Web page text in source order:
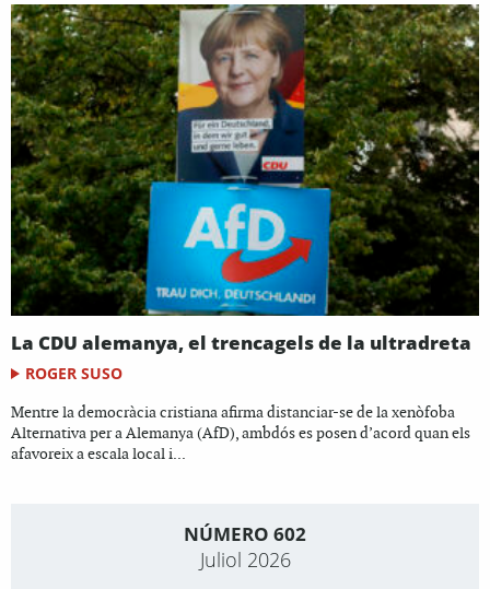
La CDU alemanya, el trencagels de la ultradreta
ROGER SUSO
Mentre la democràcia cristiana afirma distanciar-se de la xenòfoba
Alternativa per a Alemanya (AfD), ambdós es posen d’acord quan els
afavoreix a escala local i...
NÚMERO 602
Juliol 2026